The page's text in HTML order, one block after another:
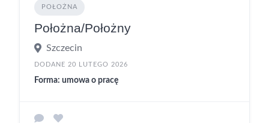
POŁOŻNA
Położna/Położny
Szczecin
DODANE 20 LUTEGO 2026
Forma: umowa o pracę